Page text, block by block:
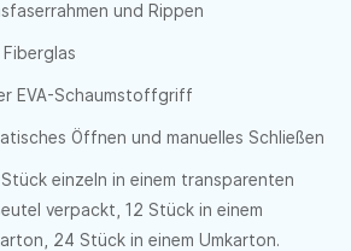
und Rippen
Fiberglas
EVA-Schaumstoffgriff
Öffnen und manuelles Schließen
einzeln in einem transparenten
verpackt, 12 Stück in einem
24 Stück in einem Umkarton.